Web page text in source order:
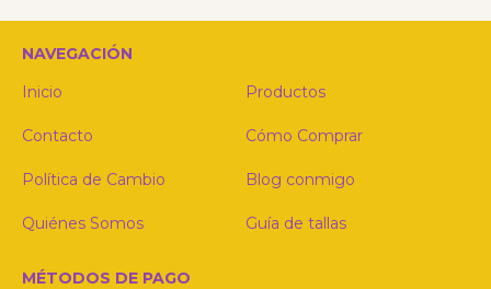
NAVEGACIÓN
Inicio
Productos
Contacto Cómo Comprar
Política de Cambio Blog conmigo
Quiénes Somos Guía de tallas
MÉTODOS DE PAGO